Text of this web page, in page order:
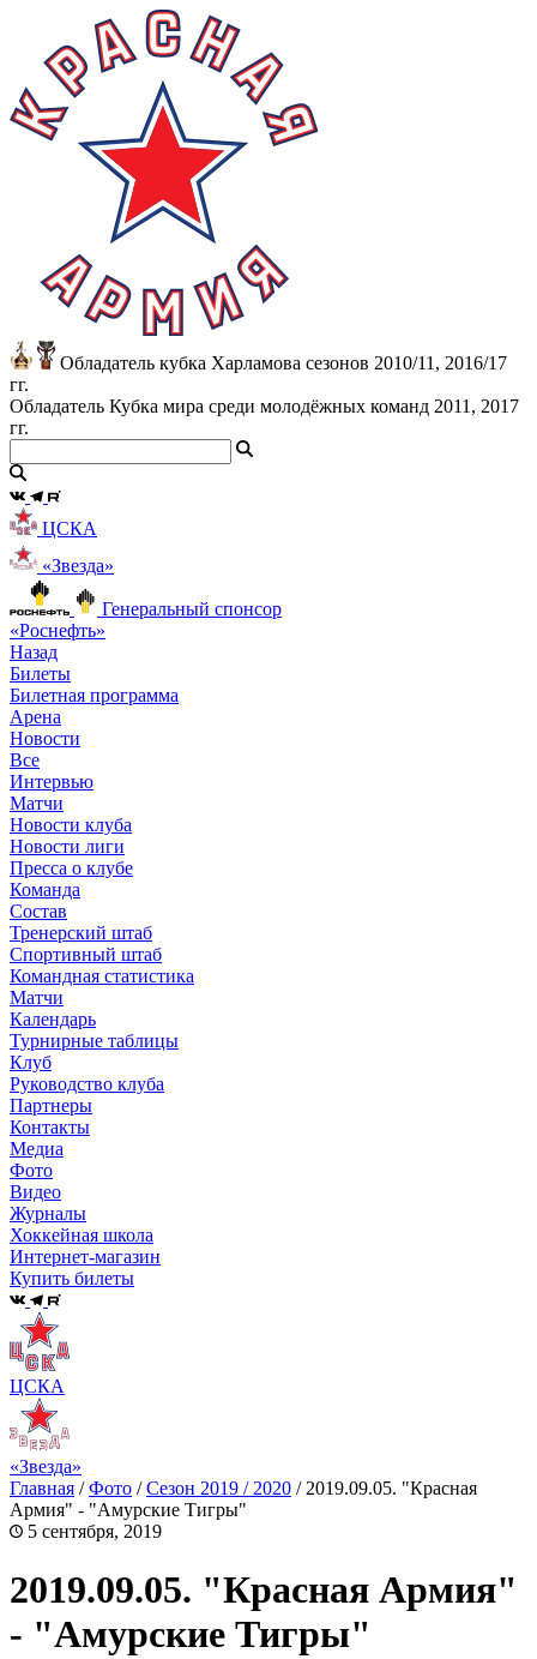
Обладатель кубка Харламова сезонов 2010/11, 2016/17
гг.
Обладатель Кубка мира среди молодёжных команд 2011, 2017
гг.
ЦСКА
«Звезда»
Генеральный спонсор
«Роснефть»
Назад
Билеты
Билетная программа
Арена
Новости
Все
Интервью
Матчи
Новости клуба
Новости лиги
Пресса о клубе
Команда
Состав
Тренерский штаб
Спортивный штаб
Командная статистика
Матчи
Календарь
Турнирные таблицы
Клуб
Руководство клуба
Партнеры
Контакты
Медиа
Фото
Видео
Журналы
Хоккейная школа
Интернет-магазин
Купить билеты
ЦСКА
«Звезда»
Главная /Фото /Сезон 2019 / 2020 / 2019.09.05. "Красная
Армия" - "Амурские Тигры"
5 сентября, 2019
2019.09.05. "Красная Армия"
- "Амурские Тигры"